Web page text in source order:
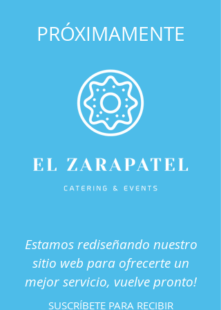
PRÓXIMAMENTE
Estamos rediseñando nuestro
sitio web para ofrecerte un
mejor servicio, vuelve pronto!
SUSCRÍBETE PARA RECIBIR